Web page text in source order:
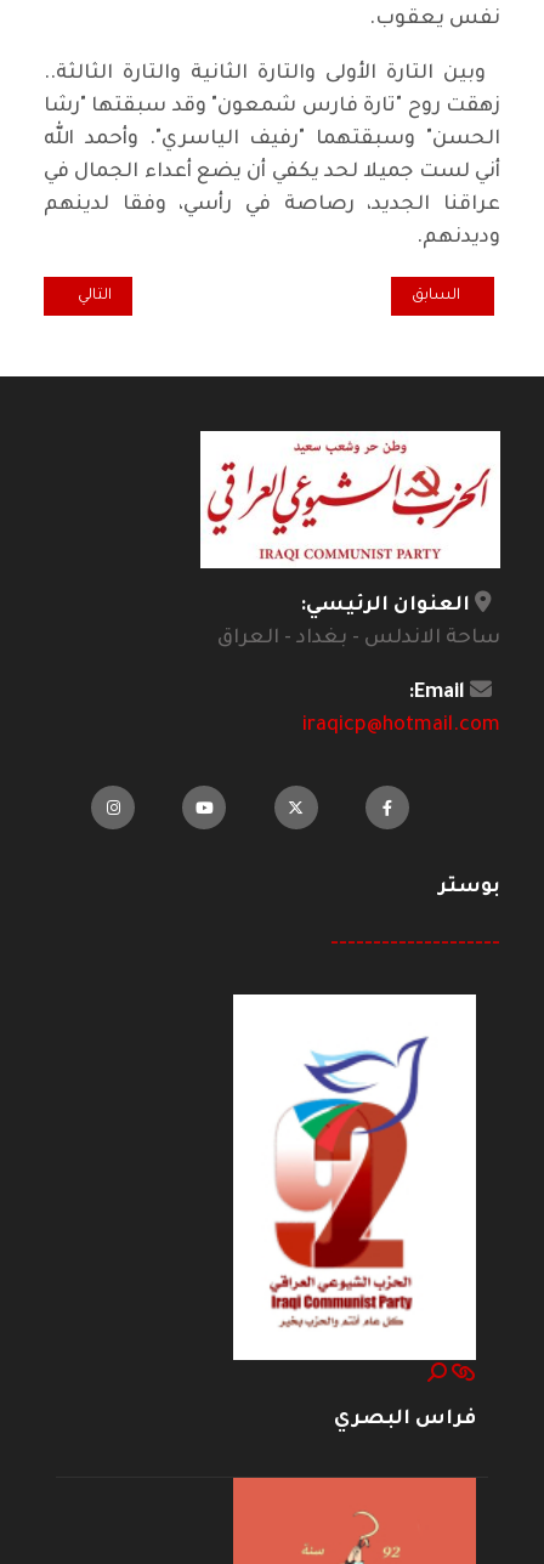
نفس يعقوب.
وبين التارة الأولى والتارة الثانية والتارة الثالثة..
زهقت روح "تارة فارس شمعون" وقد سبقتها "رشا
الحسن" وسبقتهما "رفيف الياسري". وأحمد الله
أني لست جميلا لحد يكفي أن يضع أعداء الجمال في
عراقنا الجديد، رصاصة في رأسي، وفقا لدينهم
وديدنهم.
المقال السابق: الانفلات الأمني والاغتيال المبرمج في العراق
السابق المقال التالي:
التالي
العنوان الرئيسي:
ساحة الاندلس - بغداد - العراق
Email:
iraqicp@hotmail.com
بوستر
--------------------
فراس البصري